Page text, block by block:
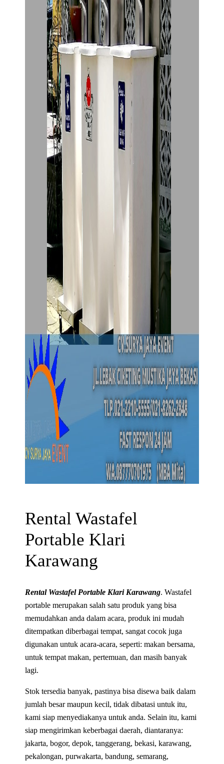
Rental Wastafel
Portable Klari
Karawang
Rental Wastafel Portable Klari Karawang. Wastafel
portable merupakan salah satu produk yang bisa
memudahkan anda dalam acara, produk ini mudah
ditempatkan diberbagai tempat, sangat cocok juga
digunakan untuk acara-acara, seperti: makan bersama,
untuk tempat makan, pertemuan, dan masih banyak
lagi.
Stok tersedia banyak, pastinya bisa disewa baik dalam
jumlah besar maupun kecil, tidak dibatasi untuk itu,
kami siap menyediakanya untuk anda. Selain itu, kami
siap mengirimkan keberbagai daerah, diantaranya:
jakarta, bogor, depok, tanggerang, bekasi, karawang,
pekalongan, purwakarta, bandung, semarang,